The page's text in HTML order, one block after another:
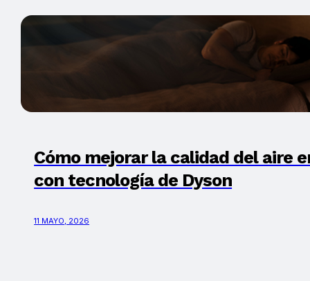
Cómo mejorar la calidad del aire
con tecnología de Dyson
11 MAYO, 2026